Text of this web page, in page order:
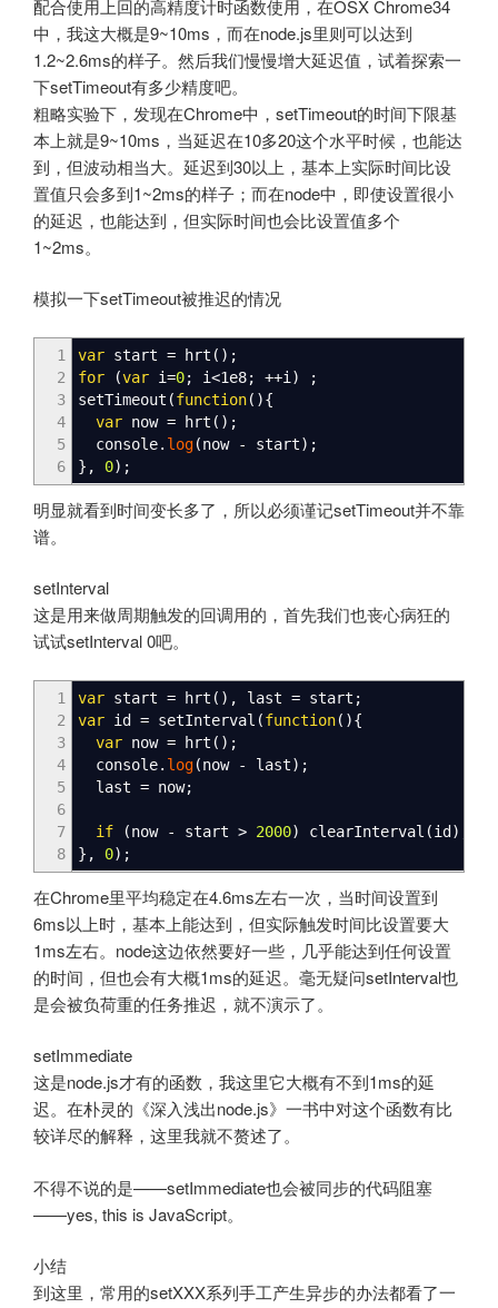
配合使用上回的高精度计时函数使用，在OSX Chrome34
中，我这大概是9~10ms，而在node.js里则可以达到
1.2~2.6ms的样子。然后我们慢慢增大延迟值，试着探索一
下setTimeout有多少精度吧。
粗略实验下，发现在Chrome中，setTimeout的时间下限基
本上就是9~10ms，当延迟在10多20这个水平时候，也能达
到，但波动相当大。延迟到30以上，基本上实际时间比设
置值只会多到1~2ms的样子；而在node中，即使设置很小
的延迟，也能达到，但实际时间也会比设置值多个
1~2ms。
模拟一下setTimeout被推迟的情况
1
2
3
4
5
6
var start = hrt ( ) ;
for
(var i=0; i<1e8; ++i )
;
setTimeout (function( ){
var now = hrt ( ) ;
console. log(now - start) ;
} , 0) ;
明显就看到时间变长多了，所以必须谨记setTimeout并不靠
谱。
setInterval
这是用来做周期触发的回调用的，首先我们也丧心病狂的
试试setInterval 0吧。
1
2
3
4
5
6
7
8
var start = hrt ( ) , last = start ;
var id = setInterval (function( ){
var now = hrt ( ) ;
console. log(now - last) ;
last = now;
if (now - start > 2000) clearInterval (id )
} , 0) ;
在Chrome里平均稳定在4.6ms左右一次，当时间设置到
6ms以上时，基本上能达到，但实际触发时间比设置要大
1ms左右。node这边依然要好一些，几乎能达到任何设置
的时间，但也会有大概1ms的延迟。毫无疑问setInterval也
是会被负荷重的任务推迟，就不演示了。
setImmediate
这是node.js才有的函数，我这里它大概有不到1ms的延
迟。在朴灵的《深入浅出node.js》一书中对这个函数有比
较详尽的解释，这里我就不赘述了。
不得不说的是——setImmediate也会被同步的代码阻塞
——yes, this is JavaScript。
小结
到这里，常用的setXXX系列手工产生异步的办法都看了一